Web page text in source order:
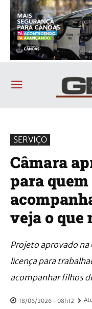
SERVIÇO
Câmara
para
veja o que
Projeto aprovado na
licença para
acompanhar filhos
18/06/2026 - 08h12